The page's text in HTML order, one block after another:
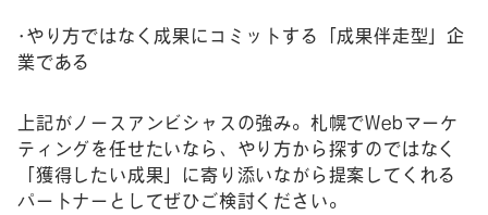
•やり方ではなく成果にコミットする「成果伴走型」企
業である
上記がノースアンビシャスの強み。札幌でWebマーケ
ティングを任せたいなら、やり方から探すのではなく
「獲得したい成果」に寄り添いながら提案してくれる
パートナーとしてぜひご検討ください。